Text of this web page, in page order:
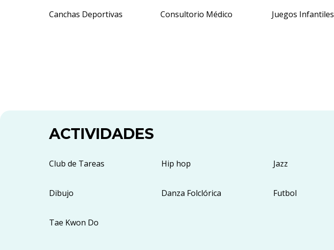
Canchas Deportivas Consultorio Médico Juegos Infantiles
ACTIVIDADES
Club de Tareas Hip hop Jazz
Dibujo Danza Folclórica Futbol
Tae Kwon Do